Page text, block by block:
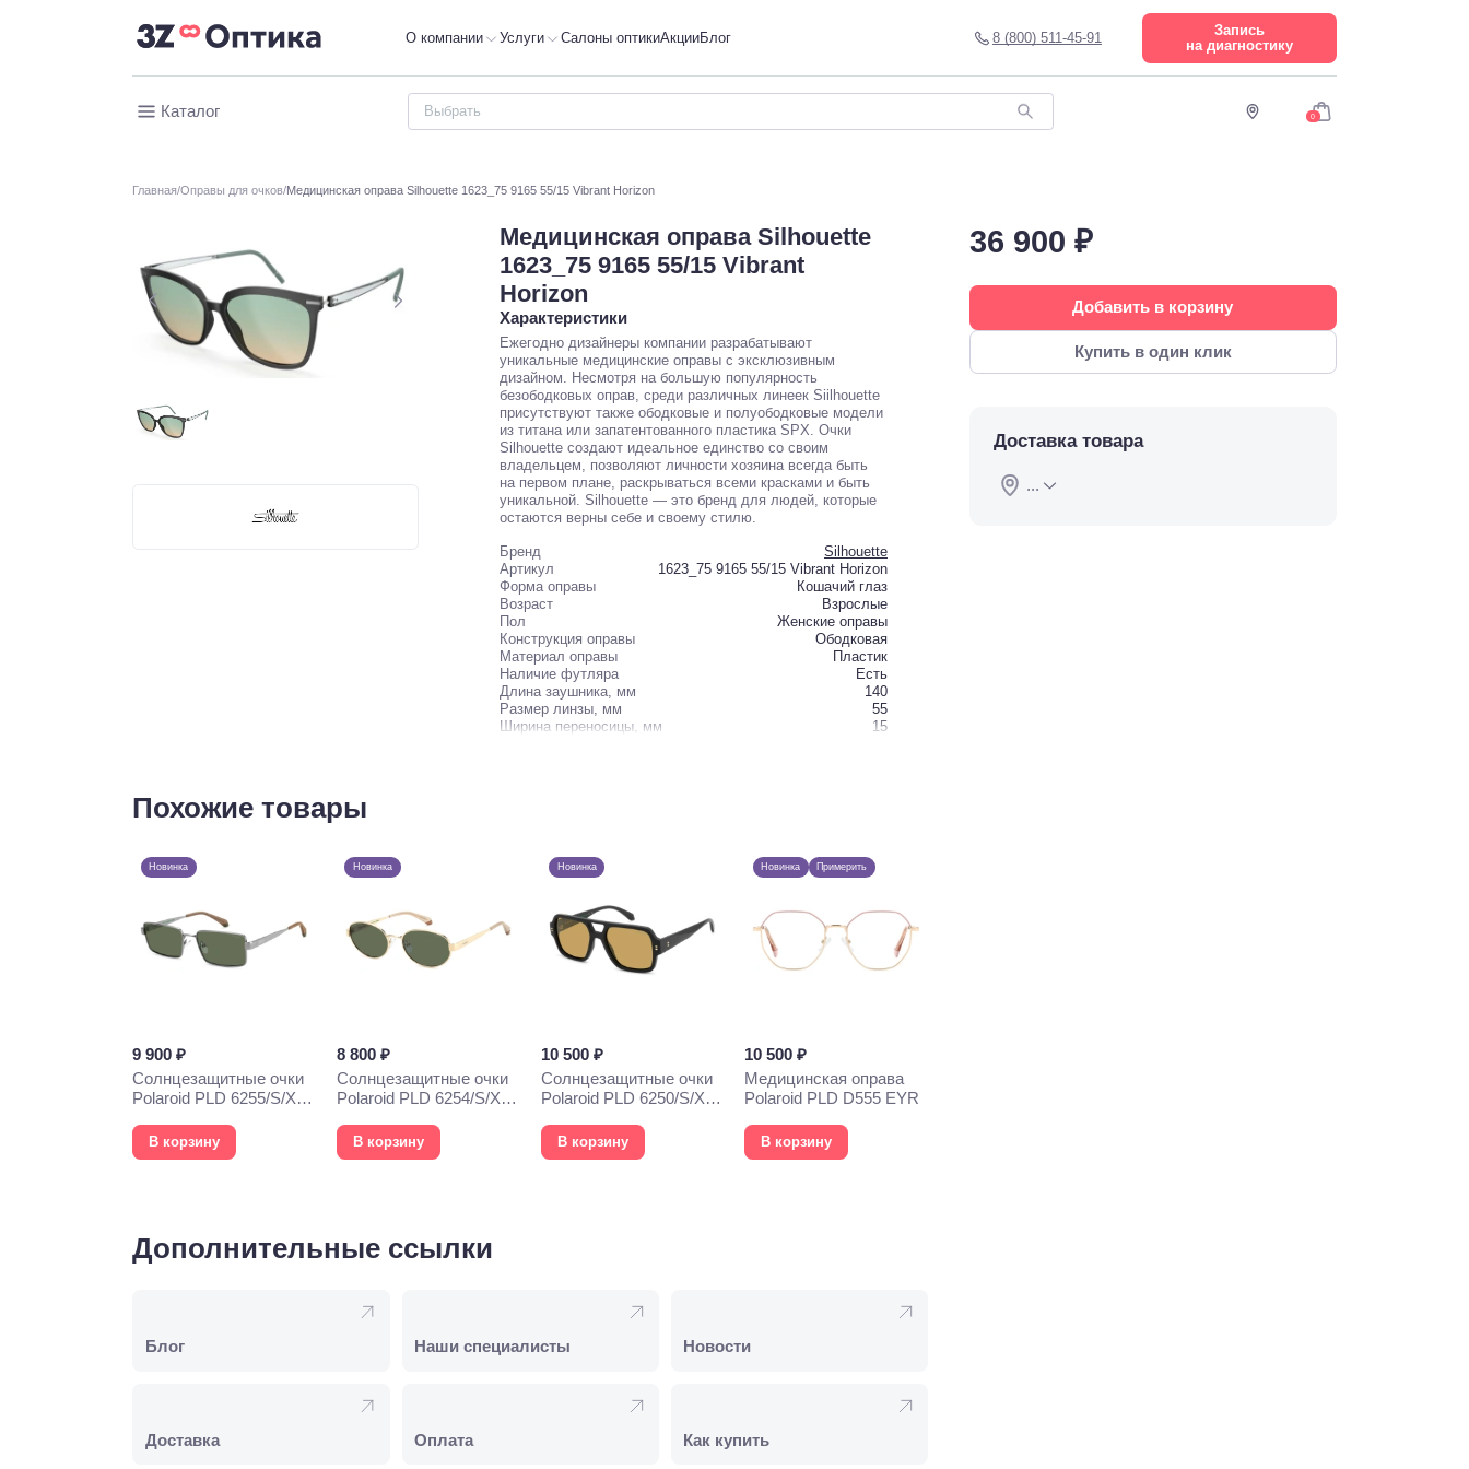
О компании Услуги Салоны оптикиАкцииБлог 8 (800) 511-45-91
Запись
на диагностику
Каталог 0
Главная Оправы для очков Медицинская оправа Silhouette 1623_75 9165 55/15 Vibrant Horizon
Медицинская оправа Silhouette
1623_75 9165 55/15 Vibrant
Horizon
Характеристики
Ежегодно дизайнеры компании разрабатывают
уникальные медицинские оправы с эксклюзивным
дизайном. Несмотря на большую популярность
безободковых оправ, среди различных линеек Siilhouette
присутствуют также ободковые и полуободковые модели
из титана или запатентованного пластика SPX. Очки
Silhouette создают идеальное единство со своим
владельцем, позволяют личности хозяина всегда быть
на первом плане, раскрываться всеми красками и быть
уникальной. Silhouette — это бренд для людей, которые
остаются верны себе и своему стилю.
Бренд
Silhouette
Артикул
1623_75 9165 55/15 Vibrant Horizon
Форма оправы
Кошачий глаз
Возраст
Взрослые
Пол
Женские оправы
Конструкция оправы
Ободковая
Материал оправы
Пластик
Наличие футляра
Есть
Длина заушника, мм
140
Размер линзы, мм
55
Ширина переносицы, мм
15
36 900 ₽
Добавить в корзину
Купить в один клик
Доставка товара
...
Похожие товары
Новинка
9 900 ₽
Солнцезащитные очки
Polaroid PLD 6255/S/X
В корзину
Новинка
8 800 ₽
Солнцезащитные очки
Polaroid PLD 6254/S/X
В корзину
Новинка
10 500 ₽
Солнцезащитные очки
Polaroid PLD 6250/S/X
В корзину
Новинка Примерить
10 500 ₽
Медицинская оправа
Polaroid PLD D555 EYR
В корзину
Дополнительные ссылки
Блог Наши специалисты Новости
Доставка Оплата Как купить